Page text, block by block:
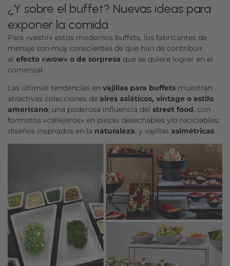
¿Y sobre el buffet? Nuevas ideas para
exponer la comida
Para «vestir» estos modernos buffets, los fabricantes de
menaje son muy conscientes de que han de contribuir
al efecto «wow» o de sorpresa que se quiere lograr en el
comensal.
Las últimas tendencias en vajillas para buffets muestran
atractivas colecciones de aires asiáticos, vintage o estilo
americano; una poderosa influencia del street food, con
formatos «callejeros» en piezas desechables y/o reciclables;
diseños inspirados en la naturaleza, y vajillas asimétricas.